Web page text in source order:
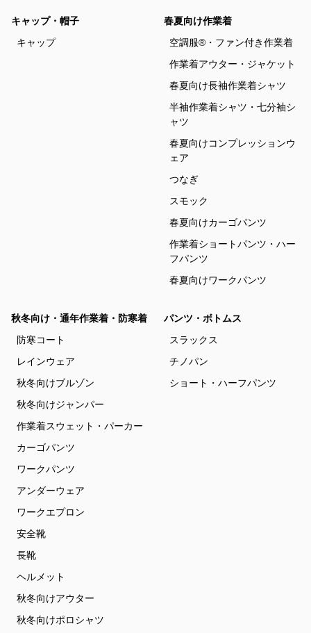
キャップ・帽子
キャップ
春夏向け作業着
空調服®・ファン付き作業着
作業着アウター・ジャケット
春夏向け長袖作業着シャツ
半袖作業着シャツ・七分袖シ
ャツ
春夏向けコンプレッションウ
ェア
つなぎ
スモック
春夏向けカーゴパンツ
作業着ショートパンツ・ハー
フパンツ
春夏向けワークパンツ
秋冬向け・通年作業着・防寒着
防寒コート
レインウェア
秋冬向けブルゾン
秋冬向けジャンパー
作業着スウェット・パーカー
カーゴパンツ
ワークパンツ
アンダーウェア
ワークエプロン
安全靴
長靴
ヘルメット
秋冬向けアウター
秋冬向けポロシャツ
パンツ・ボトムス
スラックス
チノパン
ショート・ハーフパンツ